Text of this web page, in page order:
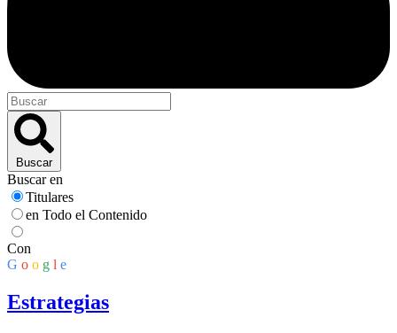
Buscar
Buscar en
Titulares
en Todo el Contenido
Con
G o o g l e
Estrategias